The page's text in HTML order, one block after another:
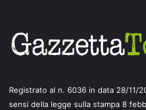
Registrato al n. 6036 in data 28/11/
sensi della legge sulla stampa 8